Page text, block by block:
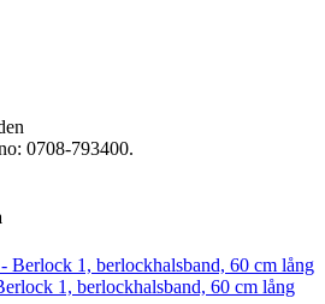
0708-793400.
1, berlockhalsband, 60 cm lång